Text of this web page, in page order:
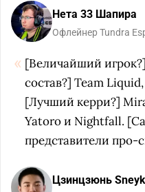
Нета 33 Шапира
Офлейнер Tundra
[Величайший
состав?] Team
[Лучший керри?]
Yatoro и Nightfall.
представители про-
Цзинцзюнь